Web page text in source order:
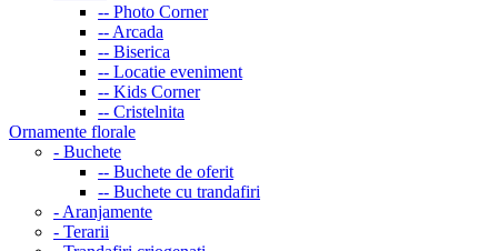
-- Photo Corner
-- Arcada
-- Biserica
-- Locatie eveniment
-- Kids Corner
-- Cristelnita
Ornamente florale
- Buchete
-- Buchete de oferit
-- Buchete cu trandafiri
- Aranjamente
- Terarii